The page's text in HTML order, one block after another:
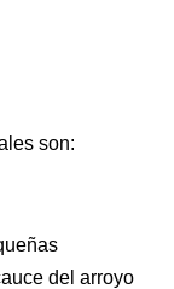
son:
del arroyo